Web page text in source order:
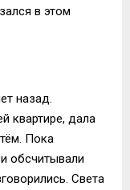
в этом
назад.
квартире, дала
Пока
обсчитывали
Света